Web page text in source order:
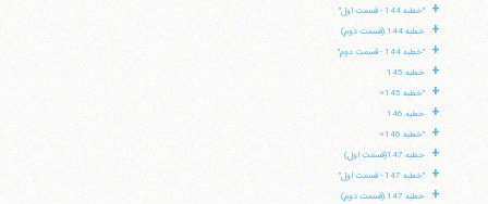
+ "خطبه 144 - قسمت اول"
+ خطبه 144 (قسمت دوم)
+ "خطبه 144 - قسمت دوم"
+ خطبه 145
+ "خطبه 145»
+ خطبه 146
+ "خطبه 146»
+ خطبه 147(قسمت اول)
+ "خطبه 147 - قسمت اول"
+ خطبه 147 (قسمت دوم)